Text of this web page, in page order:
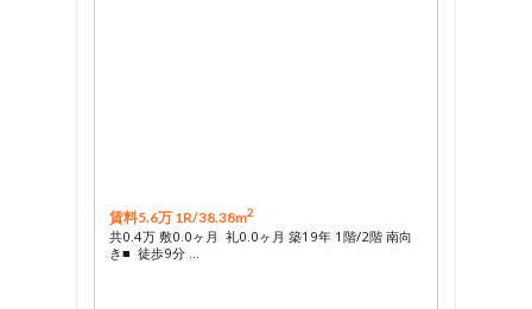
賃料5.6万 1R/38.38m2
共0.4万 敷0.0ヶ月 礼0.0ヶ月 築19年 1階/2階 南向
き■ 徒歩9分 …